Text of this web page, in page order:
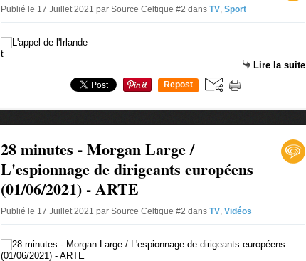
Publié le 17 Juillet 2021 par Source Celtique #2 dans TV, Sport
t
Lire la suite
Repost
28 minutes - Morgan Large /
L'espionnage de dirigeants européens
(01/06/2021) - ARTE
Publié le 17 Juillet 2021 par Source Celtique #2 dans TV, Vidéos